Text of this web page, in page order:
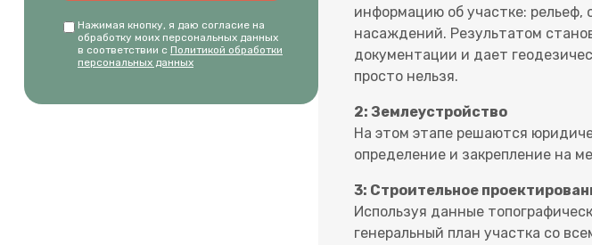
Нажимая кнопку, я даю согласие на
обработку моих персональных данных
в соответствии с Политикой обработки
персональных данных
информацию об участке:
насаждений. Результатом
документации и дает
просто нельзя.
2: Землеустройство
На этом этапе решаются
определение и закрепление на
3: Строительное
Используя данные
генеральный план участка со